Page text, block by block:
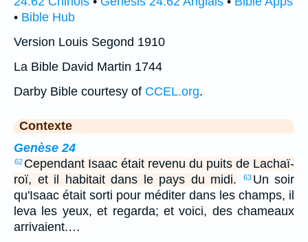
• Bible Hub
Version Louis Segond 1910
La Bible David Martin 1744
Darby Bible courtesy of CCEL.org.
Contexte
Genèse 24
62 Cependant Isaac était revenu du puits de Lachaï-
roï, et il habitait dans le pays du midi.
63 Un soir
qu'Isaac était sorti pour méditer dans les champs, il
leva les yeux, et regarda; et voici, des chameaux
arrivaient.…